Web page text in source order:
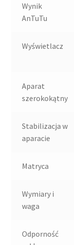
Wynik
AnTuTu
Wyświetlacz
Aparat
szerokokątny
Stabilizacja w
aparacie
Matryca
Wymiary i
waga
Odporność